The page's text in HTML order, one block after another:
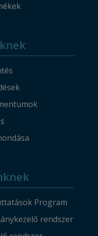
Program
rendszer